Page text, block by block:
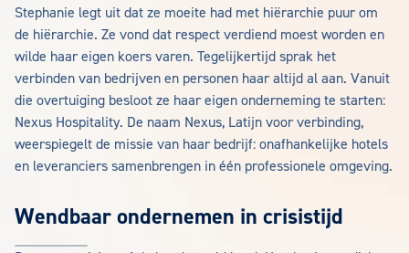
Stephanie legt uit dat ze moeite had met hiërarchie puur om
de hiërarchie. Ze vond dat respect verdiend moest worden en
wilde haar eigen koers varen. Tegelijkertijd sprak het
verbinden van bedrijven en personen haar altijd al aan. Vanuit
die overtuiging besloot ze haar eigen onderneming te starten:
Nexus Hospitality. De naam Nexus, Latijn voor verbinding,
weerspiegelt de missie van haar bedrijf: onafhankelijke hotels
en leveranciers samenbrengen in één professionele omgeving.
Wendbaar ondernemen in crisistijd